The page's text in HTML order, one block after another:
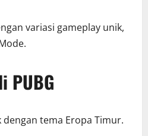
variasi gameplay unik,
PUBG
dengan tema Eropa Timur.